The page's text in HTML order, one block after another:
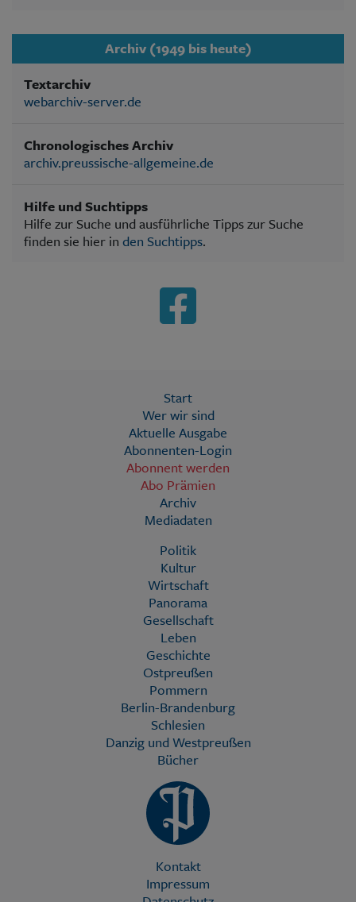
Archiv (1949 bis heute)
Textarchiv
webarchiv-server.de
Chronologisches Archiv
archiv.preussische-allgemeine.de
Hilfe und Suchtipps
Hilfe zur Suche und ausführliche Tipps zur Suche
finden sie hier in den Suchtipps.
Start
Wer wir sind
Aktuelle Ausgabe
Abonnenten-Login
Abonnent werden
Abo Prämien
Archiv
Mediadaten
Politik
Kultur
Wirtschaft
Panorama
Gesellschaft
Leben
Geschichte
Ostpreußen
Pommern
Berlin-Brandenburg
Schlesien
Danzig und Westpreußen
Bücher
Kontakt
Impressum